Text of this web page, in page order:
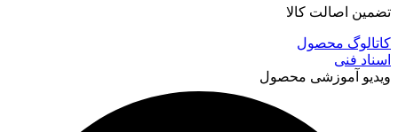
تضمین اصالت کالا
کاتالوگ محصول
اسناد فنی
ویدیو آموزشی محصول